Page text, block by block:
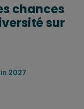
chances
sur
2027